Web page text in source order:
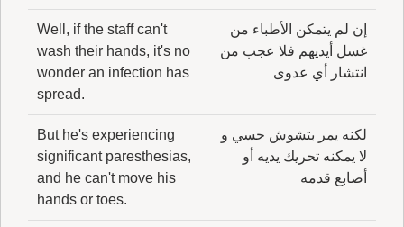
إن لم يتمكن الأطباء من
غسل أيديهم فلا عجب من
انتشار أي عدوى
Well, if the staff can't
wash their hands, it's no
wonder an infection has
spread.
لكنه يمر بتشوش حسي و
لا يمكنه تحريك يديه أو
أصابع قدمه
But he's experiencing
significant paresthesias,
and he can't move his
hands or toes.